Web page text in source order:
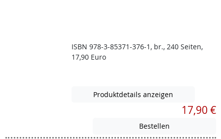
ISBN 978-3-85371-376-1, br., 240 Seiten,
17,90 Euro
Produktdetails anzeigen
17,90 €